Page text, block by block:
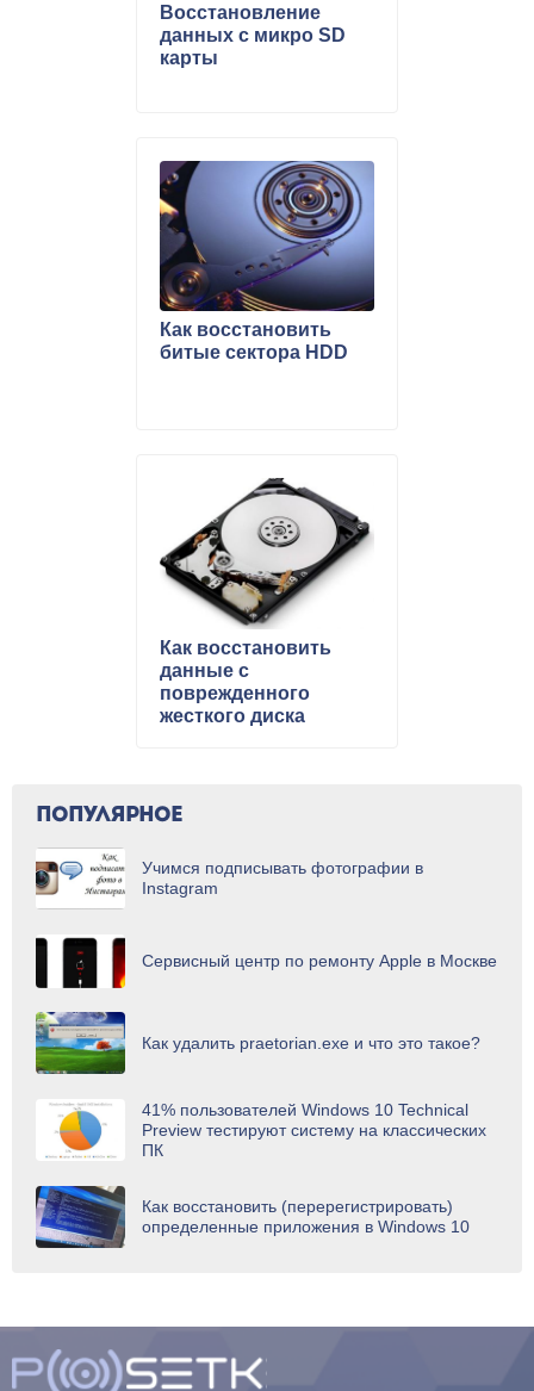
Восстановление
данных с микро SD
карты
Как восстановить
битые сектора HDD
Как восстановить
данные с
поврежденного
жесткого диска
ПОПУЛЯРНОЕ
Учимся подписывать фотографии в
Instagram
Сервисный центр по ремонту Apple в Москве
Как удалить praetorian.exe и что это такое?
41% пользователей Windows 10 Technical
Preview тестируют систему на классических
ПК
Как восстановить (перерегистрировать)
определенные приложения в Windows 10